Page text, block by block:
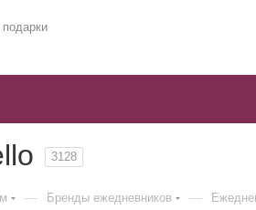
3128
— Бренды ежедневников —